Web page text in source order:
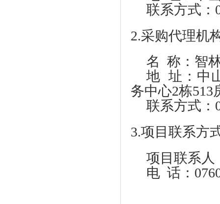
联系方式：
2.采购代理机
名 称：智
地 址：中
务中心2栋513
联系方式：
3.项目联系方
项目联系人
电 话：